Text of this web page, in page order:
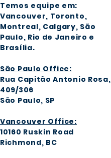
Temos equipe em:
Vancouver, Toronto,
Montreal, Calgary, São
Paulo, Rio de Janeiro e
Brasília.
São Paulo Office:
Rua Capitão Antonio Rosa,
409/306
São Paulo, SP
Vancouver Office:
10160 Ruskin Road
Richmond, BC